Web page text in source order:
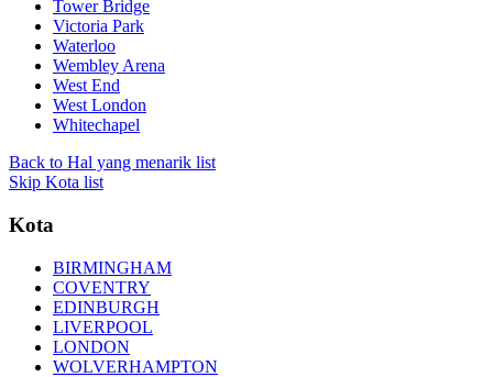
Tower Bridge
Victoria Park
Waterloo
Wembley Arena
West End
West London
Whitechapel
Back to Hal yang menarik list
Skip Kota list
Kota
BIRMINGHAM
COVENTRY
EDINBURGH
LIVERPOOL
LONDON
WOLVERHAMPTON